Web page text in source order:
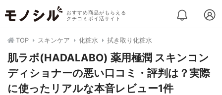
おすすめ商品がもらえる
クチコミポイ活サイト
TOP スキンケア 化粧水 拭き取り化粧水
肌ラボ(HADALABO) 薬用極潤 スキンコン
ディショナーの悪い口コミ・評判は？実際
に使ったリアルな本音レビュー1件